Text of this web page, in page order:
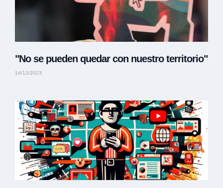
"No se pueden quedar con nuestro territorio"
14/12/2023